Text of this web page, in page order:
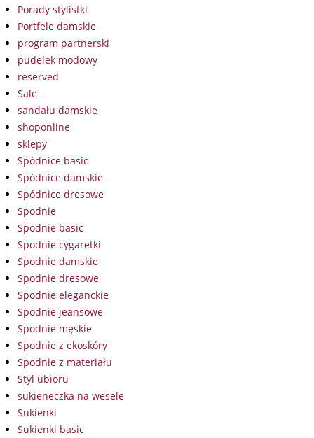
Porady stylistki
Portfele damskie
program partnerski
pudelek modowy
reserved
Sale
sandału damskie
shoponline
sklepy
Spódnice basic
Spódnice damskie
Spódnice dresowe
Spodnie
Spodnie basic
Spodnie cygaretki
Spodnie damskie
Spodnie dresowe
Spodnie eleganckie
Spodnie jeansowe
Spodnie męskie
Spodnie z ekoskóry
Spodnie z materiału
Styl ubioru
sukieneczka na wesele
Sukienki
Sukienki basic